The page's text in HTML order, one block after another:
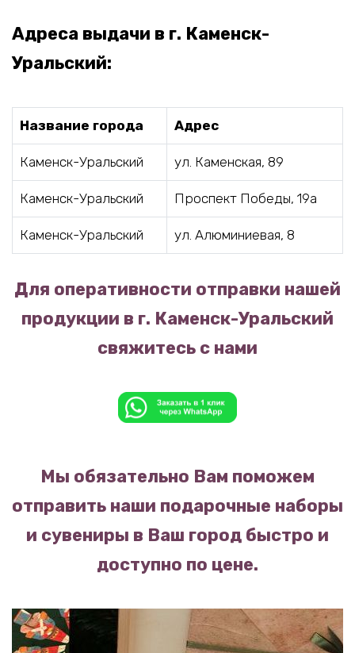
Адреса выдачи в г. Каменск-
Уральский:
Название города Адрес
Каменск-Уральский ул. Каменская, 89
Каменск-Уральский Проспект Победы, 19а
Каменск-Уральский ул. Алюминиевая, 8
Для оперативности отправки нашей
продукции в г. Каменск-Уральский
свяжитесь с нами
Мы обязательно Вам поможем
отправить наши подарочные наборы
и сувениры в Ваш город быстро и
доступно по цене.